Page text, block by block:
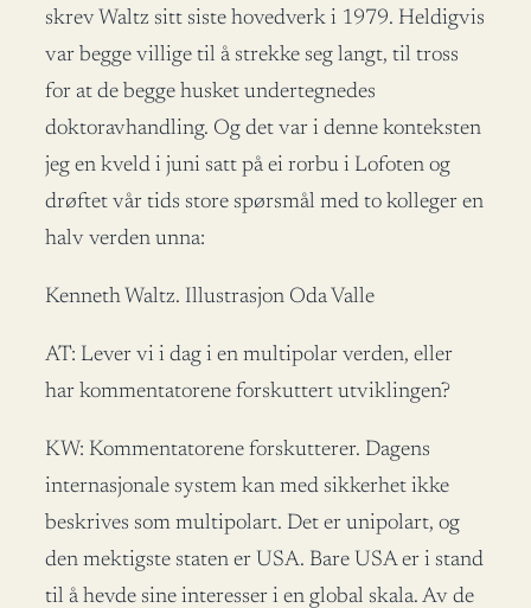
skrev Waltz sitt siste hovedverk i 1979. Heldigvis
var begge villige til å strekke seg langt, til tross
for at de begge husket undertegnedes
doktoravhandling. Og det var i denne konteksten
jeg en kveld i juni satt på ei rorbu i Lofoten og
drøftet vår tids store spørsmål med to kolleger en
halv verden unna:
Kenneth Waltz. Illustrasjon Oda Valle
AT: Lever vi i dag i en multipolar verden, eller
har kommentatorene forskuttert utviklingen?
KW: Kommentatorene forskutterer. Dagens
internasjonale system kan med sikkerhet ikke
beskrives som multipolart. Det er unipolart, og
den mektigste staten er USA. Bare USA er i stand
til å hevde sine interesser i en global skala. Av de